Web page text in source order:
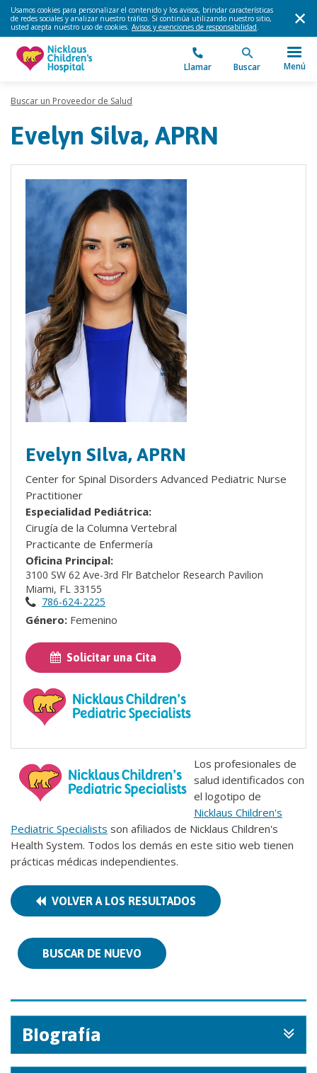
Usamos cookies para personalizar el contenido y los avisos, brindar características
de redes sociales y analizar nuestro tráfico. Si continúa utilizando nuestro sitio,
usted acepta nuestro uso de cookies. Avisos y exenciones de responsabilidad.
Llamar Buscar Menú
Buscar un Proveedor de Salud
Evelyn Silva, APRN
Evelyn Silva, APRN
Center for Spinal Disorders Advanced Pediatric Nurse
Practitioner
Especialidad Pediátrica:
Cirugía de la Columna Vertebral
Practicante de Enfermería
Oficina Principal:
3100 SW 62 Ave-3rd Flr Batchelor Research Pavilion
Miami, FL 33155
786-624-2225
Género: Femenino
Solicitar una Cita
Los profesionales de
salud identificados con
el logotipo de
Nicklaus Children's
Pediatric Specialists son afiliados de Nicklaus Children's
Health System. Todos los demás en este sitio web tienen
prácticas médicas independientes.
VOLVER A LOS RESULTADOS
BUSCAR DE NUEVO
Biografía